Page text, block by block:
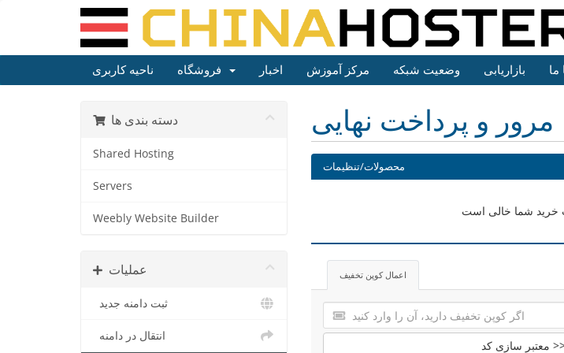
ناحیه کاربری اخبار مرکز آموزش وضعیت شبکه بازاریابی ما
دسته بندی ها
Shared Hosting
Servers
Weebly Website Builder
عملیات
ثبت دامنه جدید
انتقال در دامنه
مرور و پرداخت نهایی
محصولات/تنظیمات
خرید شما خالی است
اعمال کوپن تخفیف
سازی کد >>